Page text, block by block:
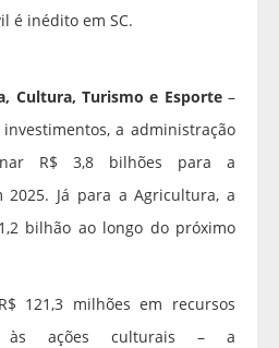
é inédito em SC.
Cultura, Turismo e Esporte–
a administração
R$ 3,8 bilhões para a
2025. Já para a Agricultura, a
bilhão ao longo do próximo
121,3 milhões em recursos
às ações culturais – a